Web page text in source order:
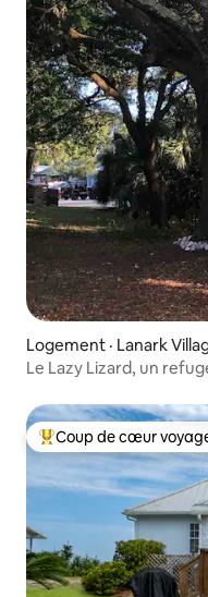
Logement · Lanark
Le Lazy Lizard, un
Coup de cœur
Coup de cœur